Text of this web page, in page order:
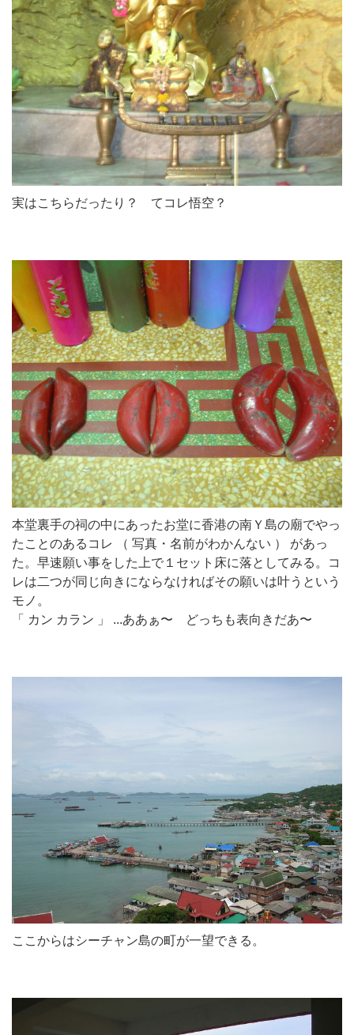
実はこちらだったり？ てコレ悟空？
本堂裏手の祠の中にあったお堂に香港の南Ｙ島の廟でやっ
たことのあるコレ （ 写真・名前がわかんない ） があっ
た。早速願い事をした上で１セット床に落としてみる。コ
レは二つが同じ向きにならなければその願いは叶うという
モノ。
「 カン カラン 」 ...ああぁ〜 どっちも表向きだあ〜
ここからはシーチャン島の町が一望できる。